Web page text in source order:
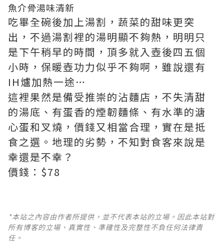
魚介骨湯味清新
吃畢全碗後加上湯割，蔬菜的甜味更突
出，不過湯割裡的湯明顯不夠熱，明明只
是下午稍早的時間，頂多就入壺後四五個
小時，保暖壺功力似乎不夠啊，雖說還有
IH爐加熱一途…
這裡果然是備受推崇的沾麵店，不失清甜
的湯底、有蛋香的煙韌麵條、有水準的溏
心蛋和叉燒，價錢又相當合理，實在是抵
食之選。地理的劣勢，不知對食客來說是
幸還是不幸？
價錢：$78
*本站之內容由作者所提供，並不代表本站的立場。因此本站對
所有博客的立場、真實性、準確性及完整性不負任何法律責
任。